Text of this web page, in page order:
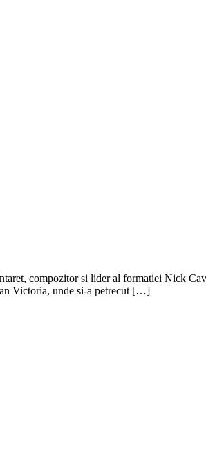
compozitor si lider al formatiei Nick
Victoria, unde si-a petrecut […]